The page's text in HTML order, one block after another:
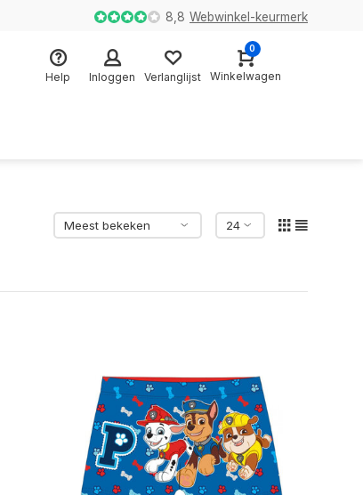
8,8 Webwinkel-keurmerk
Help Inloggen Verlanglijst
0
Winkelwagen